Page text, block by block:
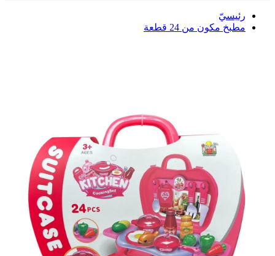
رئيسيّ
مطبخ مكون من 24 قطعة